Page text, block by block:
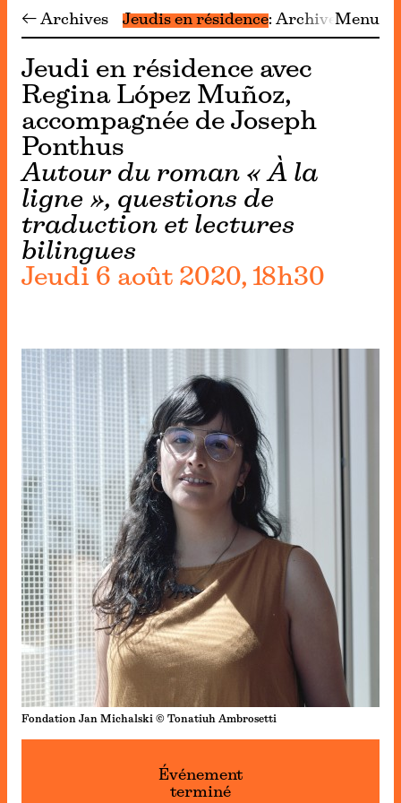
← Archives Jeudis en résidence ArchivesMenu
Jeudi en résidence avec
Regina López Muñoz,
accompagnée de Joseph
Ponthus
Autour du roman « À la
ligne », questions de
traduction et lectures
bilingues
Jeudi 6 août 2020, 18h30
Fondation Jan Michalski © Tonatiuh Ambrosetti
Événement
terminé